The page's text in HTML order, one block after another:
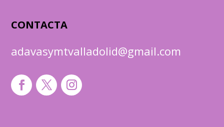
CONTACTA
adavasymtvalladolid@gmail.com